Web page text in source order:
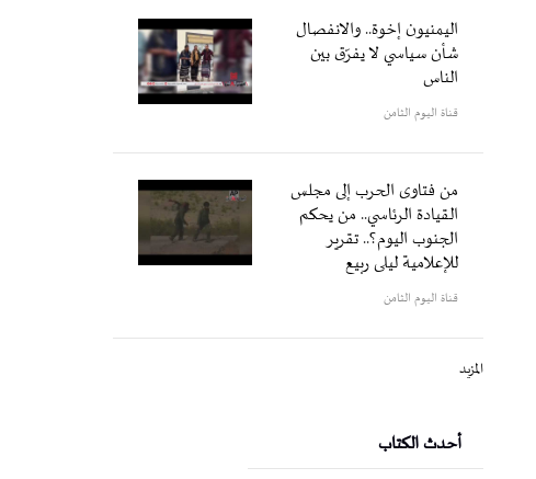
اليمنيون إخوة.. والانفصال
شأن سياسي لا يفرّق بين
الناس
قناة اليوم الثامن
من فتاوى الحرب إلى مجلس
القيادة الرئاسي.. من يحكم
الجنوب اليوم؟.. تقرير
للإعلامية ليلى ربيع
قناة اليوم الثامن
المزيد
أحدث الكتاب